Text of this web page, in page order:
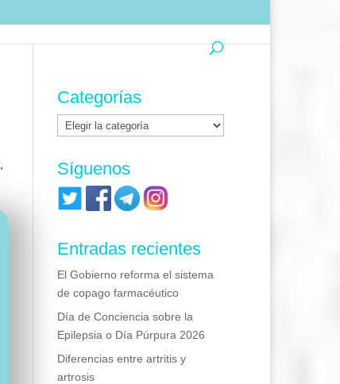
Categorías
Categorías
Síguenos
Entradas recientes
El Gobierno reforma el sistema
de copago farmacéutico
Día de Conciencia sobre la
Epilepsia o Día Púrpura 2026
Diferencias entre artritis y
artrosis